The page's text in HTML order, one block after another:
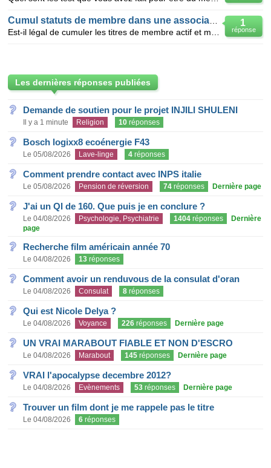
1
réponse
Les dernières réponses publiées
Demande de soutien pour le projet INJILI SHULENI
Il y a 1 minute Religion 10 réponses
Bosch logixx8 ecoénergie F43
Le 05/08/2026 Lave-linge 4 réponses
Comment prendre contact avec INPS italie
Le 05/08/2026 Pension de réversion 74 réponses Dernière page
J'ai un QI de 160. Que puis je en conclure ?
Le 04/08/2026 Psychologie, Psychiatrie 1404 réponses
Dernière
page
Recherche film américain année 70
Le 04/08/2026 13 réponses
Comment avoir un renduvous de la consulat d'oran
Le 04/08/2026 Consulat 8 réponses
Qui est Nicole Delya ?
Le 04/08/2026 Voyance 226 réponses Dernière page
UN VRAI MARABOUT FIABLE ET NON D'ESCRO
Le 04/08/2026 Marabout 145 réponses Dernière page
VRAI l'apocalypse decembre 2012?
Le 04/08/2026 Evènements 53 réponses Dernière page
Trouver un film dont je me rappele pas le titre
Le 04/08/2026 6 réponses